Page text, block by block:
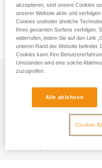
Sicherheitssperre
Seils und verhindert ein
Aufstiegs. PANTIN CLICK
und einer Version für den
Leistungsverzeichnis
- Zur Verwendung in
CROLL, ASCENSION
- Gezahnter
optimale Funktion bei
Technische Spezifikationen
Material: Aluminium,
Technische Informationen
Das PDF herunterladen
CLICK-1
akzeptieren, sind unsere Cookies
unserer Website aktiv und
Cookies und/oder ähnliche
Ihres gesamten Surfens verfolgen.
widerrufen, indem Sie auf den Link
unteren Rand der Website befindet.
Cookies kann Ihre
Umständen wird eine solche
zuzugreifen.
Alle ablehnen
Cookie-